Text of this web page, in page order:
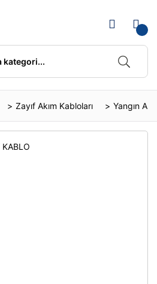
Zayıf Akım Kabloları Yangın